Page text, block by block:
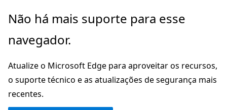
Pular
o
principal
Não há mais suporte para esse
navegador.
Atualize o Microsoft Edge para aproveitar os recursos,
o suporte técnico e as atualizações de segurança mais
recentes.